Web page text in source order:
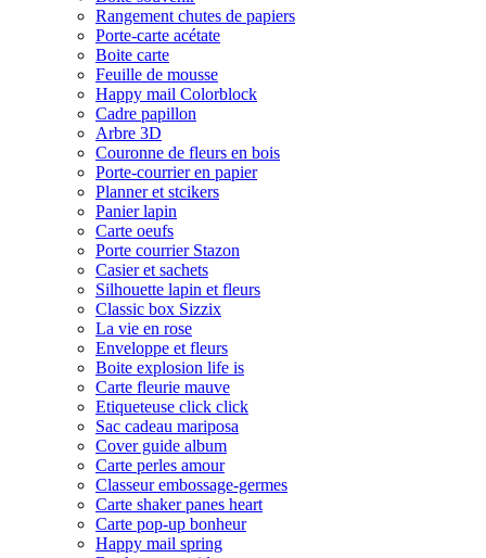
Rangement chutes de papiers
Porte-carte acétate
Boite carte
Feuille de mousse
Happy mail Colorblock
Cadre papillon
Arbre 3D
Couronne de fleurs en bois
Porte-courrier en papier
Planner et stcikers
Panier lapin
Carte oeufs
Porte courrier Stazon
Casier et sachets
Silhouette lapin et fleurs
Classic box Sizzix
La vie en rose
Enveloppe et fleurs
Boite explosion life is
Carte fleurie mauve
Etiqueteuse click click
Sac cadeau mariposa
Cover guide album
Carte perles amour
Classeur embossage-germes
Carte shaker panes heart
Carte pop-up bonheur
Happy mail spring